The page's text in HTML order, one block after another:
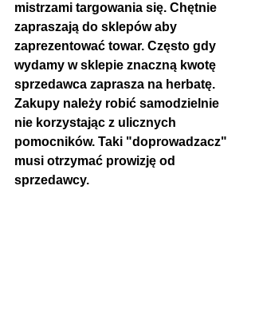
mistrzami targowania się. Chętnie
zapraszają do sklepów aby
zaprezentować towar. Często gdy
wydamy w sklepie znaczną kwotę
sprzedawca zaprasza na herbatę.
Zakupy należy robić samodzielnie
nie korzystając z ulicznych
pomocników. Taki "doprowadzacz"
musi otrzymać prowizję od
sprzedawcy.